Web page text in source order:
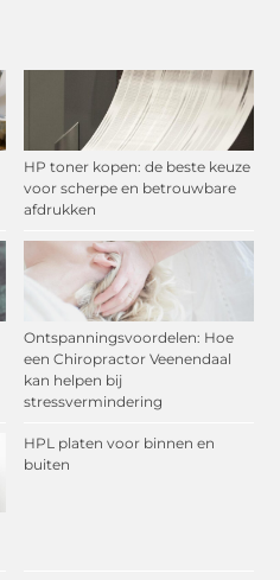
HP toner kopen: de beste keuze
voor scherpe en betrouwbare
afdrukken
Ontspanningsvoordelen: Hoe
een Chiropractor Veenendaal
kan helpen bij
stressvermindering
HPL platen voor binnen en
buiten